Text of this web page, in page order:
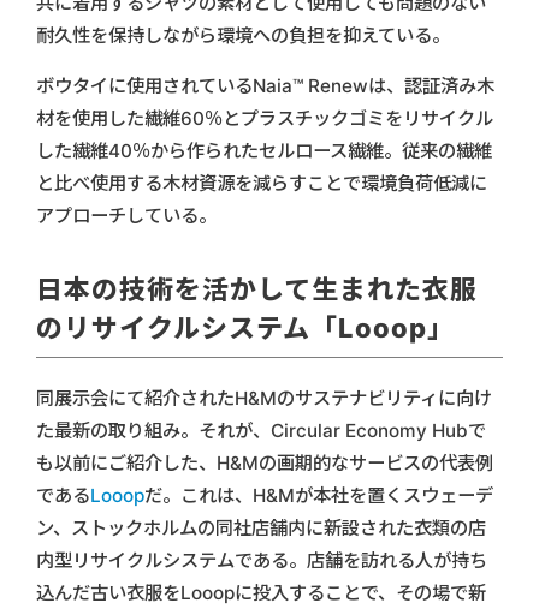
耐久性を保持しながら環境への負担を抑えている。
ボウタイに使用されているNaia™ Renewは、認証済み木
材を使用した繊維60％とプラスチックゴミをリサイクル
した繊維40％から作られたセルロース繊維。従来の繊維
と比べ使用する木材資源を減らすことで環境負荷低減に
アプローチしている。
日本の技術を活かして生まれた衣服
のリサイクルシステム「Looop」
同展示会にて紹介されたH&Mのサステナビリティに向け
た最新の取り組み。それが、Circular Economy Hubで
も以前にご紹介した、H&Mの画期的なサービスの代表例
であるLooopだ。これは、H&Mが本社を置くスウェーデ
ン、ストックホルムの同社店舗内に新設された衣類の店
内型リサイクルシステムである。店舗を訪れる人が持ち
込んだ古い衣服をLooopに投入することで、その場で新